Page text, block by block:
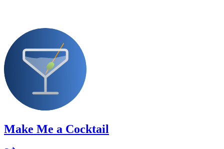
Make Me a Cocktail